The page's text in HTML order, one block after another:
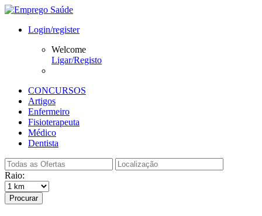
Login/register
Welcome
Ligar/Registo
CONCURSOS
Artigos
Enfermeiro
Fisioterapeuta
Médico
Dentista
Raio:
Procurar